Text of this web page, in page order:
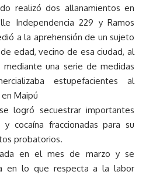
realizó dos allanamientos en
Independencia 229 y Ramos
a la aprehensión de un sujeto
edad, vecino de esa ciudad, al
una serie de medidas
estupefacientes al
Maipú
logró secuestrar importantes
cocaína fraccionadas para su
probatorios.
en el mes de marzo y se
en lo que respecta a la labor